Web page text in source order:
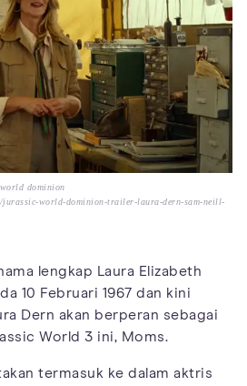
dominion
jurassic-world-dominion-trailer-laura-dern-sam-neill-
lengkap Laura Elizabeth
10 Februari 1967 dan kini
Dern akan berperan sebagai
World 3 ini, Moms.
termasuk ke dalam aktris